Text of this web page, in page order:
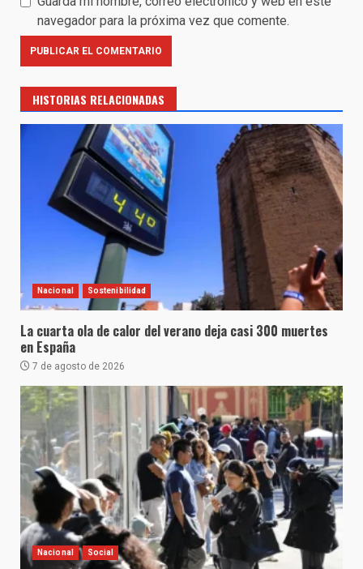
navegador para la próxima vez que comente.
HISTORIAS RELACIONADAS
Nacional Sostenibilidad
La cuarta ola de calor del verano deja casi 300 muertes
en España
7 de agosto de 2026
Nacional Social